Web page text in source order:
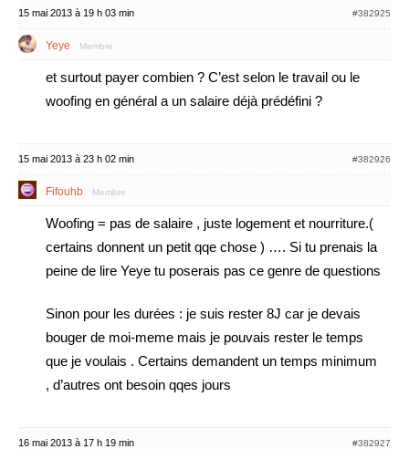
15 mai 2013 à 19 h 03 min #382925
Yeye Membre
et surtout payer combien ? C’est selon le travail ou le
woofing en général a un salaire déjà prédéfini ?
15 mai 2013 à 23 h 02 min #382926
Fifouhb Membre
Woofing = pas de salaire , juste logement et nourriture.(
certains donnent un petit qqe chose ) …. Si tu prenais la
peine de lire Yeye tu poserais pas ce genre de questions
Sinon pour les durées : je suis rester 8J car je devais
bouger de moi-meme mais je pouvais rester le temps
que je voulais . Certains demandent un temps minimum
, d’autres ont besoin qqes jours
16 mai 2013 à 17 h 19 min #382927